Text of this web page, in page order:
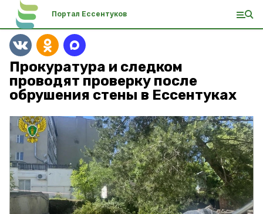
Портал Ессентуков
Прокуратура и следком
проводят проверку после
обрушения стены в Ессентуках